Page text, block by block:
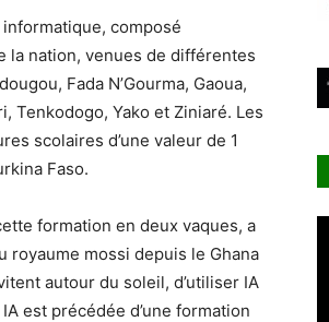
composé
la nation, venues de différentes
Fada N’Gourma, Gaoua,
Tenkodogo, Yako et Ziniaré. Les
scolaires d’une valeur de 1
Faso.
formation en deux vaques, a
royaume mossi depuis le Ghana
autour du soleil, d’utiliser IA
est précédée d’une formation